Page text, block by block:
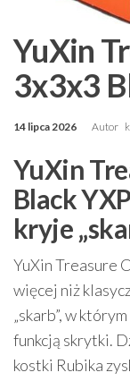
YuXin
3x3x3
14 lipca 2026 Autor
YuXin
Black
kryje
YuXin Treasure
więcej niż
„skarb”, w
funkcją skrytki.
kostki Rubika